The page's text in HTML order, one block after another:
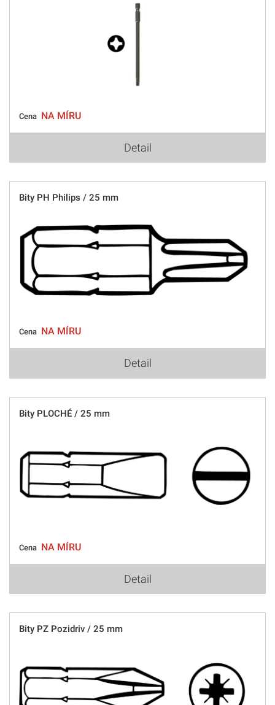
Cena NA MÍRU
Detail
Bity PH Philips / 25 mm
Cena NA MÍRU
Detail
Bity PLOCHÉ / 25 mm
Cena NA MÍRU
Detail
Bity PZ Pozidriv / 25 mm